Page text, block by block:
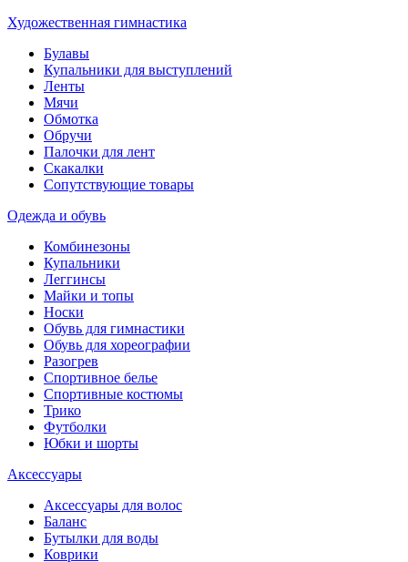
Художественная гимнастика
Булавы
Купальники для выступлений
Ленты
Мячи
Обмотка
Обручи
Палочки для лент
Скакалки
Сопутствующие товары
Одежда и обувь
Комбинезоны
Купальники
Леггинсы
Майки и топы
Носки
Обувь для гимнастики
Обувь для хореографии
Разогрев
Спортивное белье
Спортивные костюмы
Трико
Футболки
Юбки и шорты
Аксессуары
Аксессуары для волос
Баланс
Бутылки для воды
Коврики